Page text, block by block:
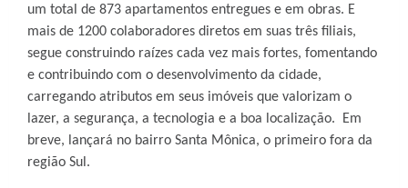
um total de 873 apartamentos entregues e em obras. E
mais de 1200 colaboradores diretos em suas três filiais,
segue construindo raízes cada vez mais fortes, fomentando
e contribuindo com o desenvolvimento da cidade,
carregando atributos em seus imóveis que valorizam o
lazer, a segurança, a tecnologia e a boa localização. Em
breve, lançará no bairro Santa Mônica, o primeiro fora da
região Sul.